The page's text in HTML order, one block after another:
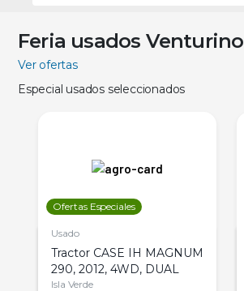
Feria usados Venturino
Ver ofertas
Especial usados seleccionados
Ofertas Especiales
Usado
Tractor CASE IH MAGNUM
290, 2012, 4WD, DUAL
Isla Verde